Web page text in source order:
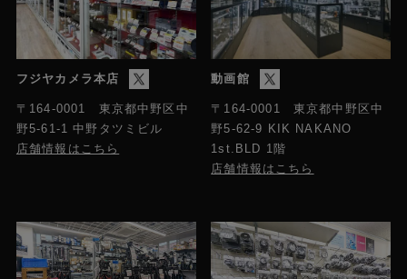
フジヤカメラ本店
〒164-0001 東京都中野区中
野5-61-1 中野タツミビル
店舗情報はこちら
動画館
〒164-0001 東京都中野区中
野5-62-9 KIK NAKANO
1st.BLD 1階
店舗情報はこちら